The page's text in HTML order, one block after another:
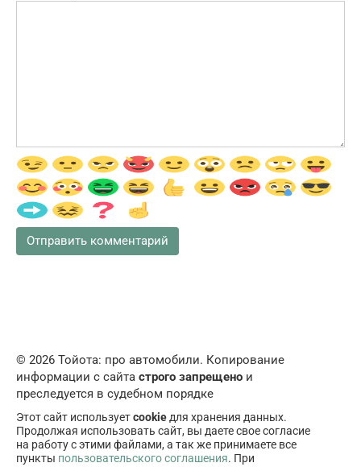
© 2026 Тойота: про автомобили. Копирование
информации с сайта строго запрещено и
преследуется в судебном порядке
Этот сайт используетcookie для хранения данных.
Продолжая использовать сайт, вы даете свое согласие
на работу с этими файлами, а так же принимаете все
пункты пользовательского соглашения. При